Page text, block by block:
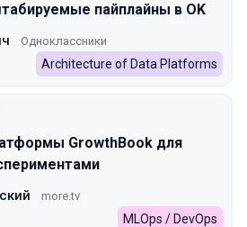
пайплайны в OK
Одноклассники
Architecture of Data Platforms
GrowthBook для
more.tv
MLOps / DevOps